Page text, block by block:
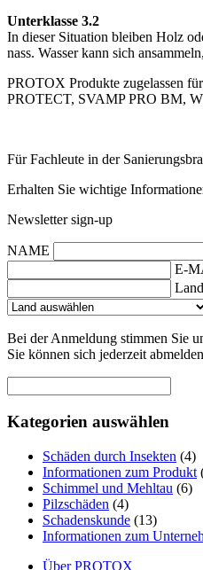
Unterklasse 3.2
In dieser Situation bleiben Holz
nass. Wasser kann sich
PROTOX Produkte zugelassen
PROTECT, SVAMP PRO BM,
Für Fachleute in der
Erhalten Sie wichtige
Newsletter sign-up
NAME
E-
Land
Bei der Anmeldung stimmen Sie
Sie können sich jederzeit
Kategorien auswählen
Schäden durch Insekten (4)
Informationen zum Produkt
Schimmel und Mehltau (6)
Pilzschäden (4)
Schadenskunde (13)
Informationen zum
Über PROTOX